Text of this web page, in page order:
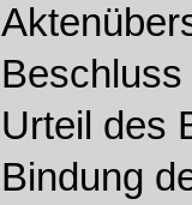
Urteil des
Bindung